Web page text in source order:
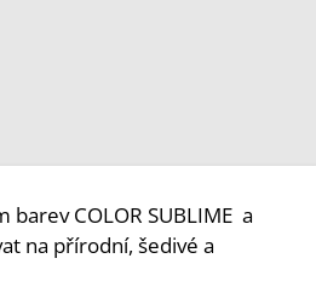
barev COLOR SUBLIME a
na přírodní, šedivé a